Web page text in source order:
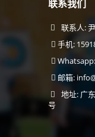
联系我们
联系人:
手机:
邮箱:
地址: 广
号